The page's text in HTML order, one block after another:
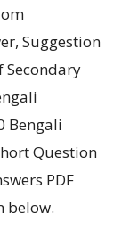
Suggestion
Secondary
Bengali
Question
PDF
below.